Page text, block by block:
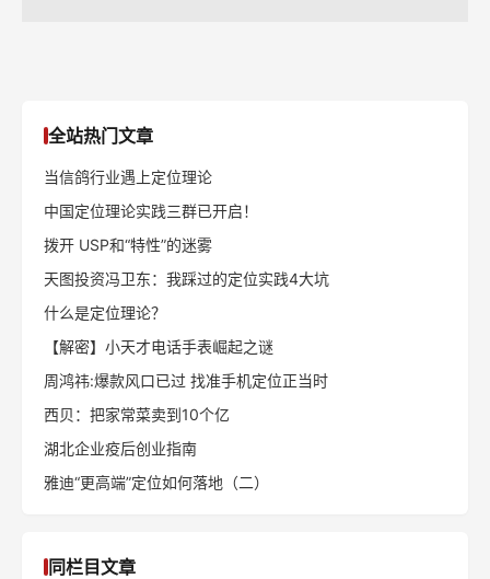
全站热门文章
当信鸽行业遇上定位理论
中国定位理论实践三群已开启！
拨开 USP和“特性”的迷雾
天图投资冯卫东：我踩过的定位实践4大坑
什么是定位理论？
【解密】小天才电话手表崛起之谜
周鸿祎:爆款风口已过 找准手机定位正当时
西贝：把家常菜卖到10个亿
湖北企业疫后创业指南
雅迪“更高端”定位如何落地（二）
同栏目文章